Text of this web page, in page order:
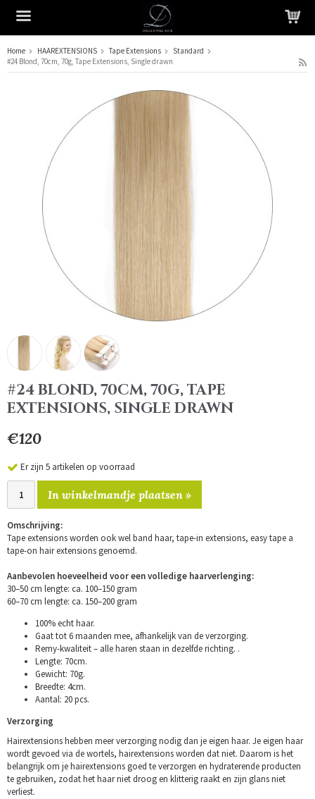
Het product is in je winkelmandje geplaatst
Home HAAREXTENSIONS Tape Extensions
Standard
#24 Blond, 70cm, 70g, Tape Extensions, Single drawn
#24 BLOND, 70CM, 70G, TAPE
EXTENSIONS, SINGLE DRAWN
€120
Er zijn 5 artikelen op voorraad
In winkelmandje plaatsen »
Omschrijving:
Tape extensions worden ook wel band haar, tape-in extensions, easy tape a
tape-on hair extensions genoemd.
Aanbevolen hoeveelheid voor een volledige haarverlenging:
30–50 cm lengte: ca. 100–150 gram
60–70 cm lengte: ca. 150–200 gram
100% echt haar.
Gaat tot 6 maanden mee, afhankelijk van de verzorging.
Remy-kwaliteit – alle haren staan in dezelfde richting. .
Lengte: 70cm.
Gewicht: 70g.
Breedte: 4cm.
Aantal: 20 pcs.
Verzorging
Hairextensions hebben meer verzorging nodig dan je eigen haar. Je eigen haar
wordt gevoed via de wortels, hairextensions worden dat niet. Daarom is het
belangrijk om je hairextensions goed te verzorgen en hydraterende producten
te gebruiken, zodat het haar niet droog en klitterig raakt en zijn glans niet
verliest.